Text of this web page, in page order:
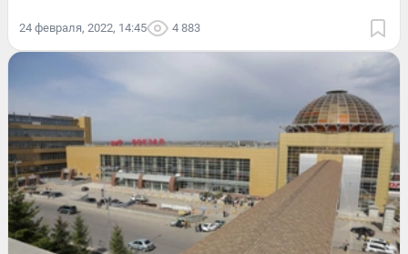
24 февраля, 2022, 14:45 4 883